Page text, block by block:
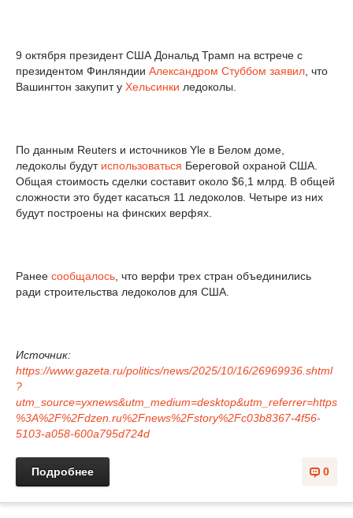
9 октября президент США Дональд Трамп на встрече с
президентом Финляндии Александром Стуббом заявил, что
Вашингтон закупит у Хельсинки ледоколы.
По данным Reuters и источников Yle в Белом доме,
ледоколы будут использоваться Береговой охраной США.
Общая стоимость сделки составит около $6,1 млрд. В общей
сложности это будет касаться 11 ледоколов. Четыре из них
будут построены на финских верфях.
Ранее сообщалось, что верфи трех стран объединились
ради строительства ледоколов для США.
Источник:
https://www.gazeta.ru/politics/news/2025/10/16/26969936.shtml
?
utm_source=yxnews&utm_medium=desktop&utm_referrer=https
%3A%2F%2Fdzen.ru%2Fnews%2Fstory%2Fc03b8367-4f56-
5103-a058-600a795d724d
0
Подробнее